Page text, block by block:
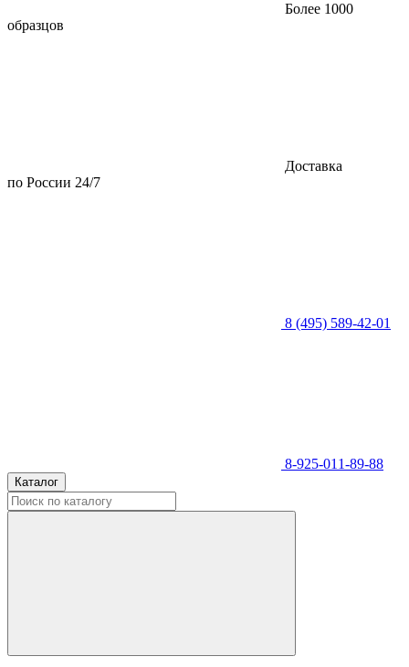
Более 1000
образцов
Доставка
по России 24/7
8 (495) 589-42-01
8-925-011-89-88
Каталог